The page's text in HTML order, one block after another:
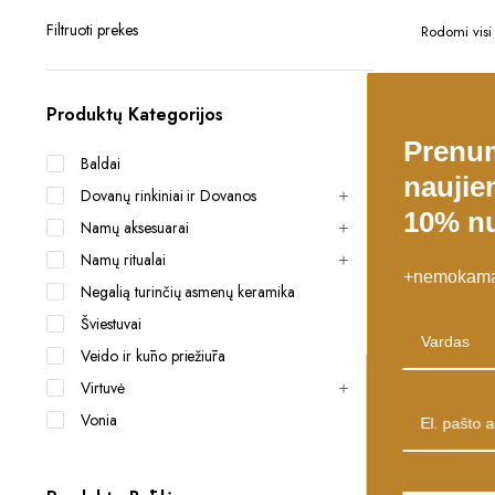
Rodomi
45x60x10
price
was:
price
is:
Filtruoti prekes
Produktų Kategorijos
Baldai
Dovanų rinkiniai ir Dovanos
Namų aksesuarai
Namų ritualai
Negalią turinčių asmenų keramika
Šviestuvai
Veido ir kūno priežiūra
Virtuvė
Vonia
10%